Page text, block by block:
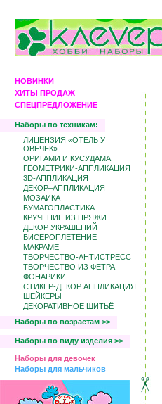
НОВИНКИ
ХИТЫ ПРОДАЖ
СПЕЦПРЕДЛОЖЕНИЕ
Наборы по техникам:
ЛИЦЕНЗИЯ «ОТЕЛЬ У
ОВЕЧЕК»
ОРИГАМИ И КУСУДАМА
ГЕОМЕТРИКИ-АППЛИКАЦИЯ
3D-АППЛИКАЦИЯ
ДЕКОР–АППЛИКАЦИЯ
МОЗАИКА
БУМАГОПЛАСТИКА
КРУЧЕНИЕ ИЗ ПРЯЖИ
ДЕКОР УКРАШЕНИЙ
БИCЕРОПЛЕТЕНИЕ
МАКРАМЕ
ТВОРЧЕСТВО-АНТИСТРЕСС
ТВОРЧЕСТВО ИЗ ФЕТРА
ФОНАРИКИ
СТИКЕР-ДЕКОР АППЛИКАЦИЯ
ШЕЙКЕРЫ
ДЕКОРАТИВНОЕ ШИТЬЁ
Наборы по возрастам >>
Наборы по виду изделия >>
Наборы для девочек
Наборы для мальчиков